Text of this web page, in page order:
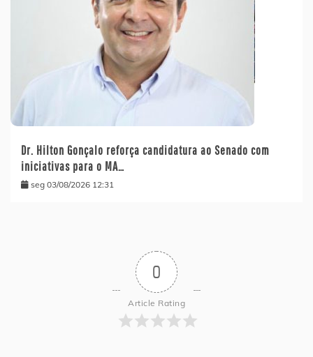
Dr. Hilton Gonçalo reforça candidatura ao Senado com
iniciativas para o MA…
seg 03/08/2026 12:31
0
Article Rating